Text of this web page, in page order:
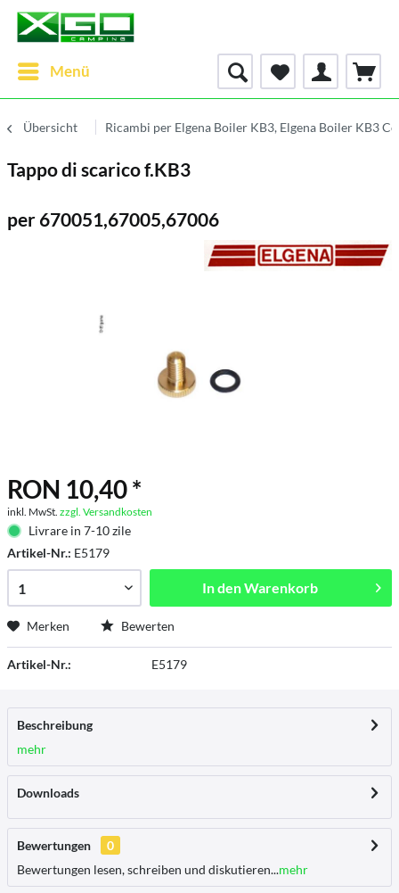
Menü
Übersicht Ricambi per Elgena Boiler KB3, Elgena Boiler KB3
Tappo di scarico f.KB3
per 670051,67005,67006
RON 10,40 *
inkl. MwSt. zzgl. Versandkosten
Livrare in 7-10 zile
Artikel-Nr.: E5179
In denWarenkorb
Merken Bewerten
Artikel-Nr.: E5179
Beschreibung
mehr
Downloads
Bewertungen
0
Bewertungen lesen, schreiben und diskutieren...mehr